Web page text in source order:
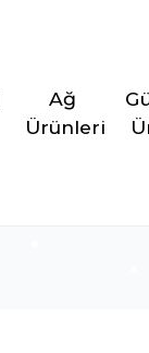
Ağ
Ürünleri